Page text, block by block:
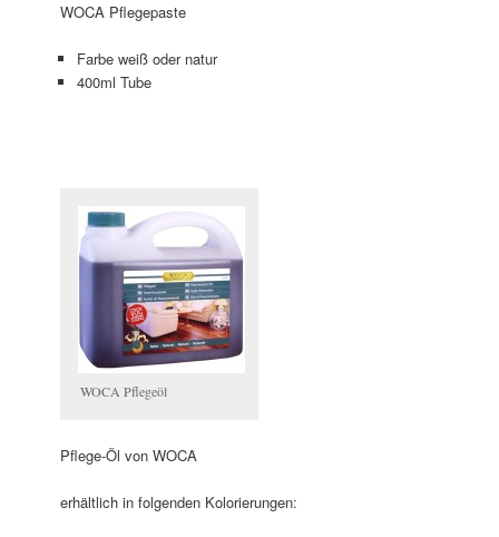
WOCA Pflegepaste
Farbe weiß oder natur
400ml Tube
WOCA Pflegeöl
Pflege-Öl von WOCA
erhältlich in folgenden Kolorierungen: